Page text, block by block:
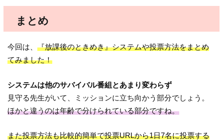
まとめ
今回は、『放課後のときめき』システムや投票方法をまとめ
てみました！
システムは他のサバイバル番組とあまり変わらず
見守る先生がいて、ミッションに立ち向かう部分でしょう。
ほかと違うのは年齢で分けられている部分ですね。
また投票方法も比較的簡単で投票URLから1日7名に投票する